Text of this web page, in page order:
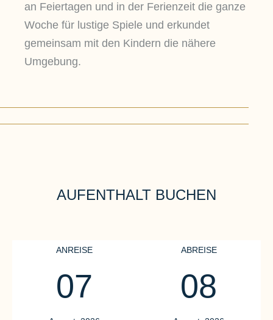
an Feiertagen und in der Ferienzeit die ganze
Woche für lustige Spiele und erkundet
gemeinsam mit den Kindern die nähere
Umgebung.
WANDERN
AUFENTHALT BUCHEN
ANREISE
07
ABREISE
08